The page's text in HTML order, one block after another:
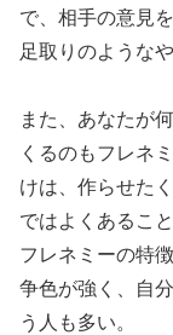
で、相手の意見
足取りのような
また、あなたが
くるのもフレネ
けは、作らせた
ではよくあるこ
フレネミーの特
争色が強く、自
う人も多い。